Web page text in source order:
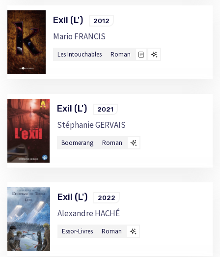
Exil (L') 2012
Mario FRANCIS
Les Intouchables Roman
Exil (L') 2021
Stéphanie GERVAIS
Boomerang Roman
Exil (L') 2022
Alexandre HACHÉ
Essor-Livres Roman